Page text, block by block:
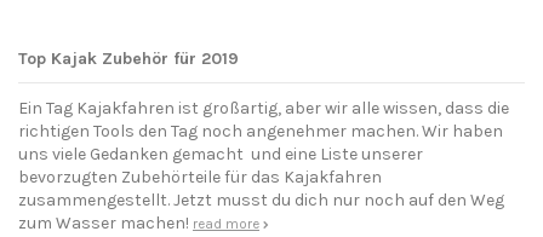
Top Kajak Zubehör für 2019
Ein Tag Kajakfahren ist großartig, aber wir alle wissen, dass die
richtigen Tools den Tag noch angenehmer machen. Wir haben
uns viele Gedanken gemacht und eine Liste unserer
bevorzugten Zubehörteile für das Kajakfahren
zusammengestellt. Jetzt musst du dich nur noch auf den Weg
zum Wasser machen! read more